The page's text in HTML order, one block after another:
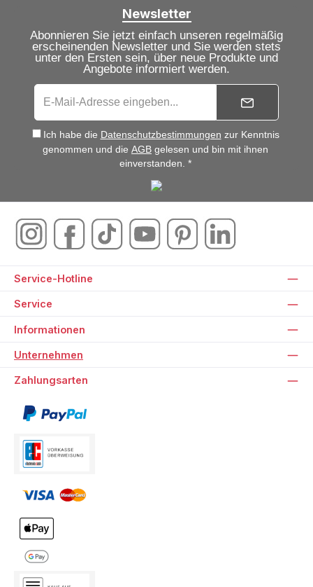
Newsletter
Abonnieren Sie jetzt einfach unseren regelmäßig
erscheinenden Newsletter und Sie werden stets
unter den Ersten sein, über neue Produkte und
Angebote informiert werden.
Ich habe die Datenschutzbestimmungen zur Kenntnis
genommen und die AGB gelesen und bin mit ihnen
einverstanden. *
Service-Hotline
Service
Informationen
Unternehmen
Zahlungsarten